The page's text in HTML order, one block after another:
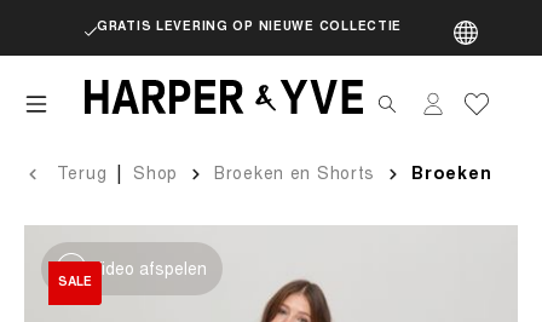
GRATIS LEVERING OP NIEUWE COLLECTIE
Terug Shop Broeken en Shorts Broeken
Video afspelen
SALE